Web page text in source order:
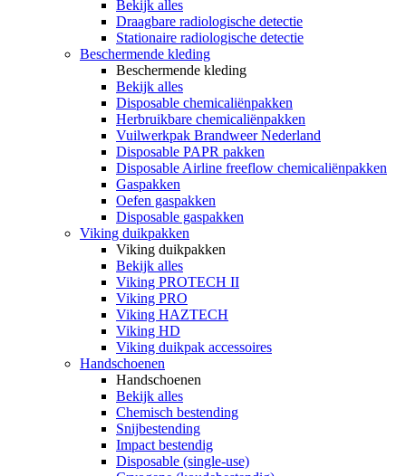
Bekijk alles
Draagbare radiologische detectie
Stationaire radiologische detectie
Beschermende kleding
Beschermende kleding
Bekijk alles
Disposable chemicaliënpakken
Herbruikbare chemicaliënpakken
Vuilwerkpak Brandweer Nederland
Disposable PAPR pakken
Disposable Airline freeflow chemicaliënpakken
Gaspakken
Oefen gaspakken
Disposable gaspakken
Viking duikpakken
Viking duikpakken
Bekijk alles
Viking PROTECH II
Viking PRO
Viking HAZTECH
Viking HD
Viking duikpak accessoires
Handschoenen
Handschoenen
Bekijk alles
Chemisch bestending
Snijbestending
Impact bestendig
Disposable (single-use)